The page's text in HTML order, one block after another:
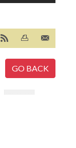
GO BACK